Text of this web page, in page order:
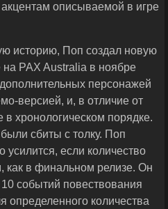
описываемой в игре
историю, Поп создал новую
PAX Australia в ноябре
персонажей
версией, и, в отличие от
в хронологическом порядке.
сбиты с толку. Поп
усилится, если количество
как в финальном релизе. Он
событий повествования
определенного количества